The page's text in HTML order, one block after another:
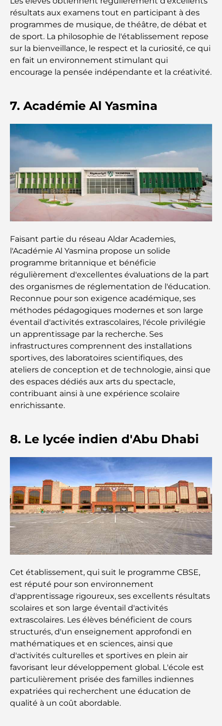
Plan directeur de Dubai Hills : une vision pour la
vie communautaire moderne
Restaurant de l'Opéra de Dubaï : Quand la
gastronomie rencontre la culture
Les marques de costumes les plus chères qui
Restaurants de J1 Beach : la nouvelle destination
Les montres Rolex les plus chères jamais vendues
Crèches à Dubai Hills : Guide pour les parents
A Brief Guide to Buying Property in Dubai (2025-
Les meilleurs cafés du centre-ville de Dubaï : le
guide complet des amateurs de café
Les Mercedes les plus chères jamais créées
Déménager à Dubaï depuis l'Australie : Guide
complet du déménagement
Safari de luxe d'une nuit dans le désert de Dubaï :
une escapade haut de gamme
Les voitures les plus chères de Tesla : l'innovation
au service de la performance
célèbres de Dubaï
Les 10 pays les plus riches du monde
Activités à faire avec des enfants à Dubaï : un
guide complet pour les familles
Les meilleurs complexes hôteliers balnéaires de
Dubaï pour une escapade de luxe
Lieux romantiques à Dubaï pour des moments
inoubliables
Les meilleures options de séjour à Dubaï : Hôtels
et complexes hôteliers de premier plan
Meilleurs restaurants pour un déjeuner d'affaires
au DIFC
Les marques de vêtements les plus chères au
monde
résultats aux examens tout en participant à des
programmes de musique, de théâtre, de débat et
de sport. La philosophie de l'établissement repose
sur la bienveillance, le respect et la curiosité, ce qui
en fait un environnement stimulant qui
encourage la pensée indépendante et la créativité.
7. Académie Al Yasmina
Faisant partie du réseau Aldar Academies,
l'Académie Al Yasmina propose un solide
programme britannique et bénéficie
régulièrement d'excellentes évaluations de la part
des organismes de réglementation de l'éducation.
Reconnue pour son exigence académique, ses
méthodes pédagogiques modernes et son large
éventail d'activités extrascolaires, l'école privilégie
un apprentissage par la recherche. Ses
infrastructures comprennent des installations
sportives, des laboratoires scientifiques, des
ateliers de conception et de technologie, ainsi que
des espaces dédiés aux arts du spectacle,
contribuant ainsi à une expérience scolaire
enrichissante.
8. Le lycée indien d'Abu Dhabi
Cet établissement, qui suit le programme CBSE,
est réputé pour son environnement
d'apprentissage rigoureux, ses excellents résultats
scolaires et son large éventail d'activités
extrascolaires. Les élèves bénéficient de cours
structurés, d'un enseignement approfondi en
mathématiques et en sciences, ainsi que
d'activités culturelles et sportives en plein air
favorisant leur développement global. L'école est
particulièrement prisée des familles indiennes
expatriées qui recherchent une éducation de
qualité à un coût abordable.